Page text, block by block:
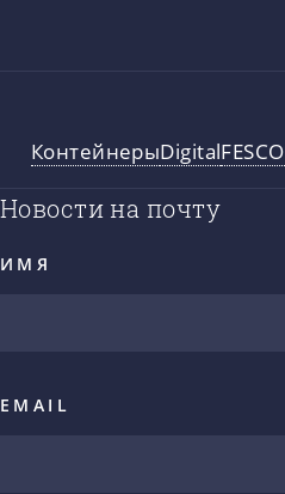
КонтейнерыDigitalFESCO
Новости на почту
ИМЯ
EMAIL